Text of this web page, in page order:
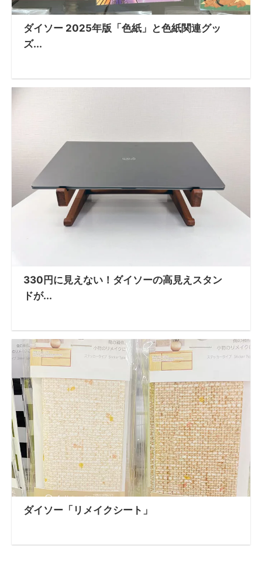
ダイソー 2025年版「色紙」と色紙関連グッ
ズ...
330円に見えない！ダイソーの高見えスタン
ドが...
ダイソー「リメイクシート」